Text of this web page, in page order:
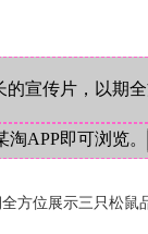
宣传片，以期
淘APP即可浏览。
位展示三只松鼠品